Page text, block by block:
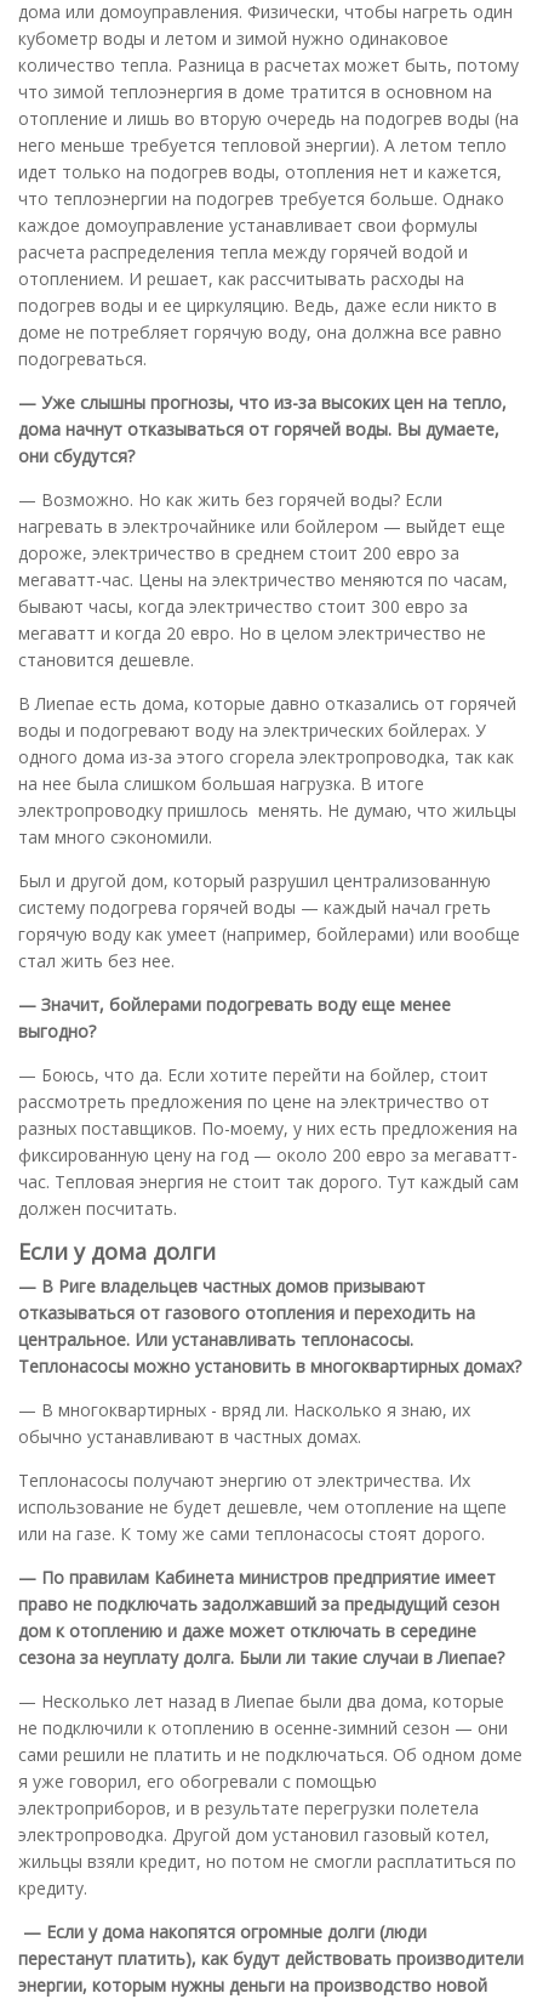
дома или домоуправления. Физически, чтобы нагреть один
кубометр воды и летом и зимой нужно одинаковое
количество тепла. Разница в расчетах может быть, потому
что зимой теплоэнергия в доме тратится в основном на
отопление и лишь во вторую очередь на подогрев воды (на
него меньше требуется тепловой энергии). А летом тепло
идет только на подогрев воды, отопления нет и кажется,
что теплоэнергии на подогрев требуется больше. Однако
каждое домоуправление устанавливает свои формулы
расчета распределения тепла между горячей водой и
отоплением. И решает, как рассчитывать расходы на
подогрев воды и ее циркуляцию. Ведь, даже если никто в
доме не потребляет горячую воду, она должна все равно
подогреваться.
— Уже слышны прогнозы, что из-за высоких цен на тепло,
дома начнут отказываться от горячей воды. Вы думаете,
они сбудутся?
— Возможно. Но как жить без горячей воды? Если
нагревать в электрочайнике или бойлером — выйдет еще
дороже, электричество в среднем стоит 200 евро за
мегаватт-час. Цены на электричество меняются по часам,
бывают часы, когда электричество стоит 300 евро за
мегаватт и когда 20 евро. Но в целом электричество не
становится дешевле.
В Лиепае есть дома, которые давно отказались от горячей
воды и подогревают воду на электрических бойлерах. У
одного дома из-за этого сгорела электропроводка, так как
на нее была слишком большая нагрузка. В итоге
электропроводку пришлось менять. Не думаю, что жильцы
там много сэкономили.
Был и другой дом, который разрушил централизованную
систему подогрева горячей воды — каждый начал греть
горячую воду как умеет (например, бойлерами) или вообще
стал жить без нее.
— Значит, бойлерами подогревать воду еще менее
выгодно?
— Боюсь, что да. Если хотите перейти на бойлер, стоит
рассмотреть предложения по цене на электричество от
разных поставщиков. По-моему, у них есть предложения на
фиксированную цену на год — около 200 евро за мегаватт-
час. Тепловая энергия не стоит так дорого. Тут каждый сам
должен посчитать.
Если у дома долги
— В Риге владельцев частных домов призывают
отказываться от газового отопления и переходить на
центральное. Или устанавливать теплонасосы.
Теплонасосы можно установить в многоквартирных домах?
— В многоквартирных - вряд ли. Насколько я знаю, их
обычно устанавливают в частных домах.
Теплонасосы получают энергию от электричества. Их
использование не будет дешевле, чем отопление на щепе
или на газе. К тому же сами теплонасосы стоят дорого.
— По правилам Кабинета министров предприятие имеет
право не подключать задолжавший за предыдущий сезон
дом к отоплению и даже может отключать в середине
сезона за неуплату долга. Были ли такие случаи в Лиепае?
— Несколько лет назад в Лиепае были два дома, которые
не подключили к отоплению в осенне-зимний сезон — они
сами решили не платить и не подключаться. Об одном доме
я уже говорил, его обогревали с помощью
электроприборов, и в результате перегрузки полетела
электропроводка. Другой дом установил газовый котел,
жильцы взяли кредит, но потом не смогли расплатиться по
кредиту.
— Если у дома накопятся огромные долги (люди
перестанут платить), как будут действовать производители
энергии, которым нужны деньги на производство новой